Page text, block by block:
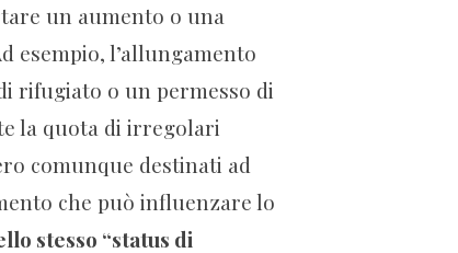
un aumento o una
esempio, l’allungamento
rifugiato o un permesso di
la quota di irregolari
comunque destinati ad
che può influenzare lo
stesso “status di